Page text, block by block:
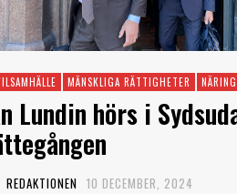
MÄNSKLIGA RÄTTIGHETER
Lundin hörs i
REDAKTIONEN 10 DECEMBER, 2024